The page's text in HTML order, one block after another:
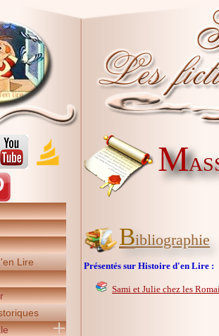
Lire
M
Bibliographie
Présentés sur Histoire d'en Lire :
Sami et Julie chez les